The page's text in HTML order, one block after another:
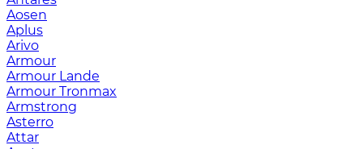
Aosen
Aplus
Arivo
Armour
Armour Lande
Armour Tronmax
Armstrong
Asterro
Attar